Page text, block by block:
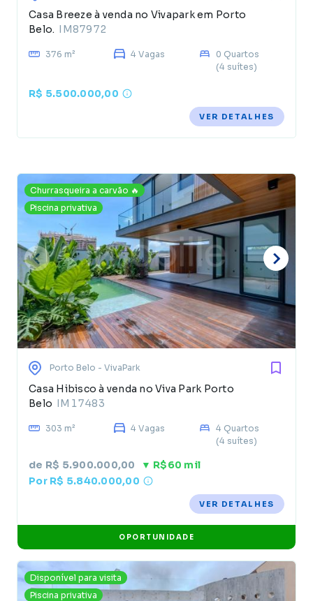
Casa Breeze à venda no Vivapark em Porto
Belo. IM87972
376 m² 4 Vagas
0 Quartos
(4 suítes)
R$ 5.500.000,00
VER DETALHES
Churrasqueira a carvão 🔥
Piscina privativa
Porto Belo - VivaPark
Casa Hibisco à venda no Viva Park Porto
Belo IM17483
303 m² 4 Vagas
4 Quartos
(4 suítes)
de R$ 5.900.000,00
▼ R$60 mil
Por R$ 5.840.000,00
VER DETALHES
OPORTUNIDADE
Disponível para visita
Piscina privativa